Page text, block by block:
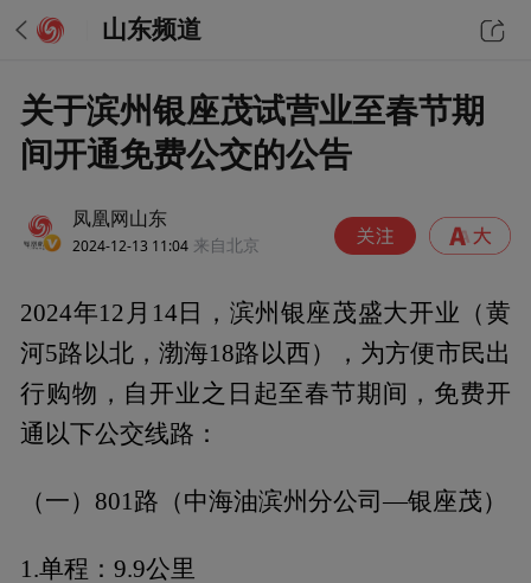
山东频道
关于滨州银座茂试营业至春节期
间开通免费公交的公告
凤凰网山东
2024-12-13 11:04 来自北京
2024年12月14日，滨州银座茂盛大开业（黄
河5路以北，渤海18路以西），为方便市民出
行购物，自开业之日起至春节期间，免费开
通以下公交线路：
（一）801路（中海油滨州分公司—银座茂）
1.单程：9.9公里